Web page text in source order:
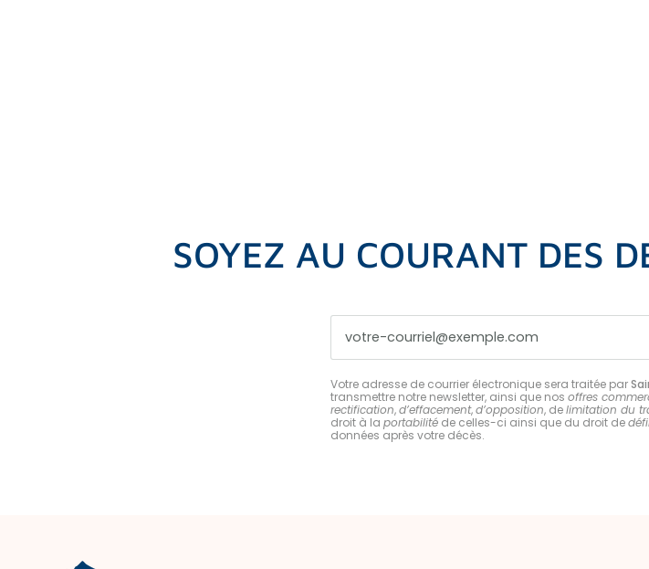
SOYEZ AU COURANT DES
Votre adresse de courrier électronique sera traitée par
transmettre notre newsletter, ainsi que nos offres
rectification,d’effacement,d’opposition, delimitation du
droit à la portabilité de celles-ci ainsi que du droit de
données après votre décès.